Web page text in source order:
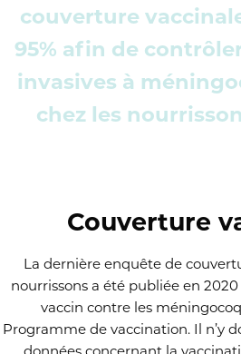
couverture
95% afin de
invasives à
chez les
Couverture
La dernière enquête de
nourrissons a été publiée en
vaccin contre les
Programme de vaccination. Il n’y